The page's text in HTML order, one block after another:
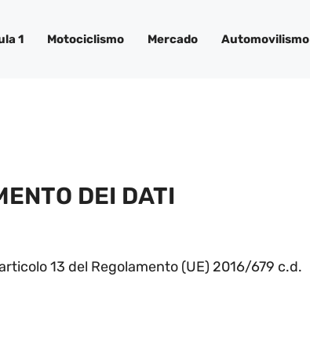
1 Motociclismo Mercado Automovilismo
DEI DATI
13 del Regolamento (UE) 2016/679 c.d.